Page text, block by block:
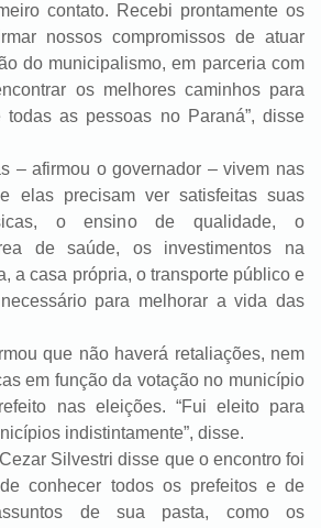
contato. Recebi prontamente os
nossos compromissos de atuar
do municipalismo, em parceria com
os melhores caminhos para
as pessoas no Paraná”, disse
o governador – vivem nas
elas precisam ver satisfeitas suas
o ensino de qualidade, o
de saúde, os investimentos na
a casa própria, o transporte público e
para melhorar a vida das
não haverá retaliações, nem
em função da votação no município
nas eleições. “Fui eleito para
indistintamente”, disse.
Silvestri disse que o encontro foi
conhecer todos os prefeitos e de
de sua pasta, como os